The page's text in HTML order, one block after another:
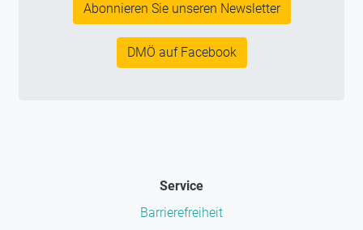
Abonnieren Sie unseren Newsletter
DMÖ auf Facebook
Service
Barrierefreiheit